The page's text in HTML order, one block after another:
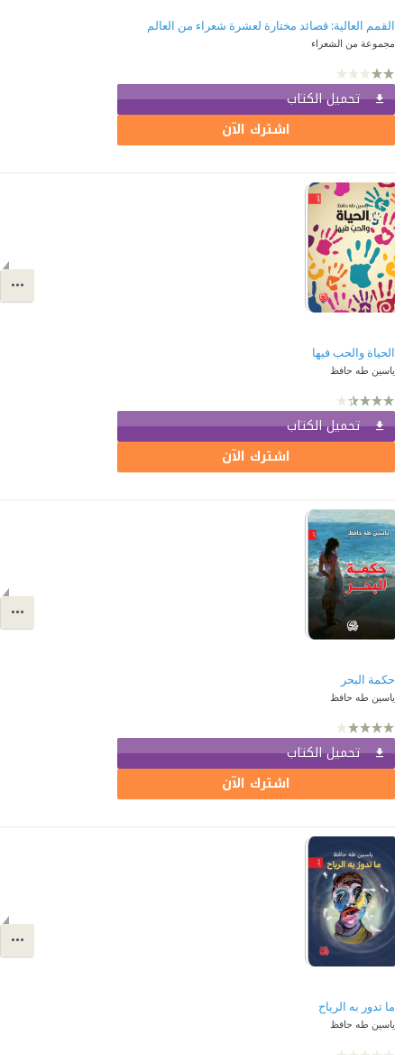
القمم العالية: قصائد مختارة لعشرة شعراء من العالم
مجموعة من الشعراء
تحميل الكتاب
اشترك الآن
الحياة والحب فيها
ياسين طه حافظ
تحميل الكتاب
اشترك الآن
حكمة البحر
ياسين طه حافظ
تحميل الكتاب
اشترك الآن
ما تدور به الرياح
ياسين طه حافظ